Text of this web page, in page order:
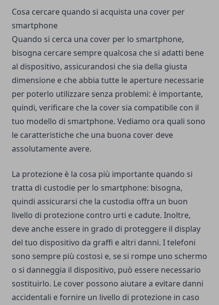
Cosa cercare quando si acquista una cover per
smartphone
Quando si cerca una cover per lo smartphone,
bisogna cercare sempre qualcosa che si adatti bene
al dispositivo, assicurandosi che sia della giusta
dimensione e che abbia tutte le aperture necessarie
per poterlo utilizzare senza problemi: è importante,
quindi, verificare che la cover sia compatibile con il
tuo modello di smartphone. Vediamo ora quali sono
le caratteristiche che una buona cover deve
assolutamente avere.
La protezione è la cosa più importante quando si
tratta di custodie per lo smartphone: bisogna,
quindi assicurarsi che la custodia offra un buon
livello di protezione contro urti e cadute. Inoltre,
deve anche essere in grado di proteggere il display
del tuo dispositivo da graffi e altri danni. I telefoni
sono sempre più costosi e, se si rompe uno schermo
o si danneggia il dispositivo, può essere necessario
sostituirlo. Le cover possono aiutare a evitare danni
accidentali e fornire un livello di protezione in caso